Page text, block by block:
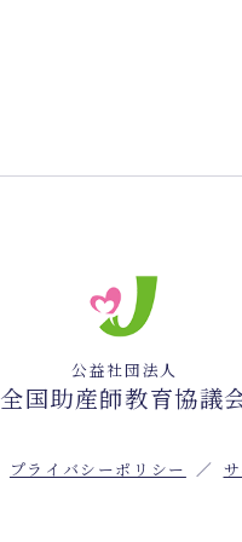
公益社団法人
全国助産師教育協議
プライバシーポリシー